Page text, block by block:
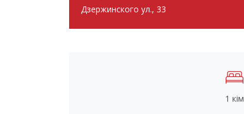
Дзержинского ул., 33
1 кім